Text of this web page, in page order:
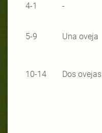
4-1 -
5-9 Una oveja
10-14 Dos ovejas